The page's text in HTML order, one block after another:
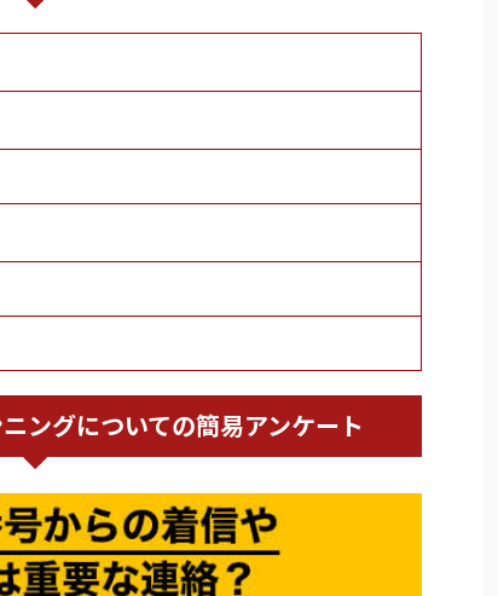
ングについての簡易アンケート